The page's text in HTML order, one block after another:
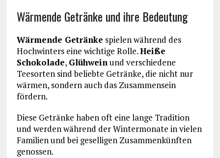
Wärmende Getränke und ihre Bedeutung
Wärmende Getränke spielen während des
Hochwinters eine wichtige Rolle.Heiße
Schokolade, Glühweinund verschiedene
Teesorten sind beliebte Getränke, die nicht nur
wärmen, sondern auch das Zusammensein
fördern.
Diese Getränke haben oft eine lange Tradition
und werden während der Wintermonate in vielen
Familien und bei geselligen Zusammenkünften
genossen.